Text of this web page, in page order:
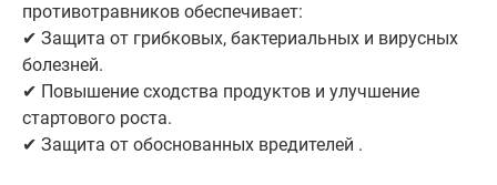
противотравников обеспечивает:
✔ Защита от грибковых, бактериальных и вирусных
болезней.
✔ Повышение сходства продуктов и улучшение
стартового роста.
✔ Защита от обоснованных вредителей .